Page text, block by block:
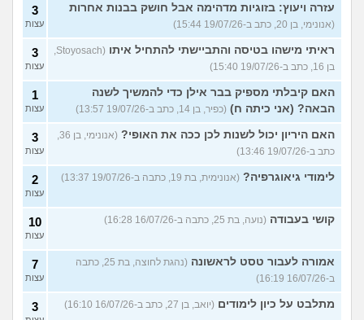
עזרה ויעוץ: בזוגיות מדהימה אבל חושק בבנות אחרות
(אנונימי, בן 20, כתב ב-19/07/26 15:44)
3
עצות
ראיתי מישהו בטיסה והתביישתי להתחיל איתו
בן 16, כתב ב-19/07/26 15:40)
3
עצות
האם קיבלתי מספיק בבר אילן כדי להמשיך לשנה
הבאה? (אני כיתה ח) (כפיר, בן 14, כתב ב-19/07/26 13:57)
1
עצות
האם היריון יכול לשנות לכן ככה את האופי?
כתב ב-19/07/26 13:46)
3
עצות
לימודי גיאוגרפיה? (אנונימית, בת 19, כתבה ב-19/07/26 13:37) 2
עצות
קושי בעבודה (נועה, בת 25, כתבה ב-16/07/26 16:28) 10
עצות
אמורה לעבור טסט לראשונה
(נהגת לחוצה, בת 25, כתבה
ב-16/07/26 16:19)
7
עצות
מתלבט על כיון לימודים (יואב, בן 27, כתב ב-16/07/26 16:10) 3